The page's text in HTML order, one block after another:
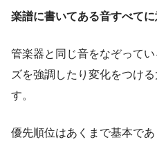
楽譜に書いてある音すべてに
管楽器と同じ音をなぞって
ズを強調したり変化をつけ
す。
優先順位はあくまで基本であ